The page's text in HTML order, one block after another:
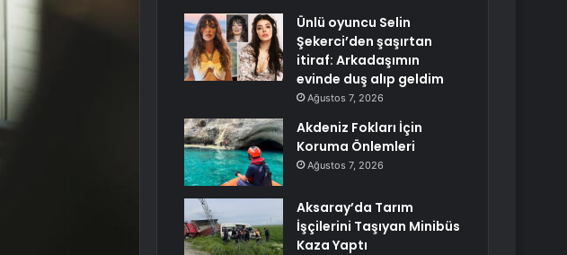
Ünlü oyuncu Selin
Şekerci’den şaşırtan
itiraf: Arkadaşımın
evinde duş alıp geldim
Ağustos 7, 2026
Akdeniz Fokları İçin
Koruma Önlemleri
Ağustos 7, 2026
Aksaray’da Tarım
İşçilerini Taşıyan Minibüs
Kaza Yaptı